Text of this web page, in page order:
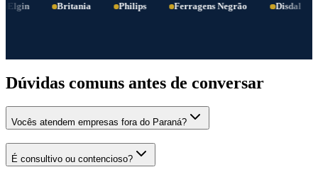
Britania Philips Ferragens Negrão Disdal
Dúvidas comuns antes de conversar
Vocês atendem empresas fora do Paraná?
É consultivo ou contencioso?